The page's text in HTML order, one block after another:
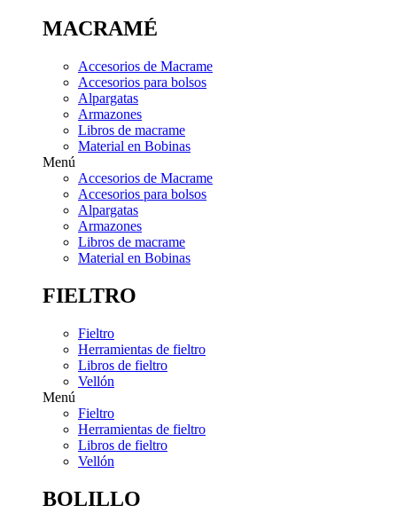
MACRAMÉ
Accesorios de Macrame
Accesorios para bolsos
Alpargatas
Armazones
Libros de macrame
Material en Bobinas
Menú
Accesorios de Macrame
Accesorios para bolsos
Alpargatas
Armazones
Libros de macrame
Material en Bobinas
FIELTRO
Fieltro
Herramientas de fieltro
Libros de fieltro
Vellón
Menú
Fieltro
Herramientas de fieltro
Libros de fieltro
Vellón
BOLILLO